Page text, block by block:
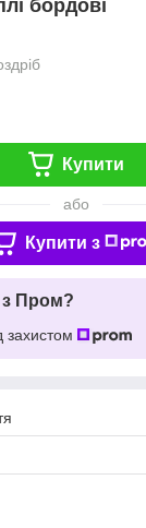
бордові
Купити
або
Купити з
з Пром?
захистом